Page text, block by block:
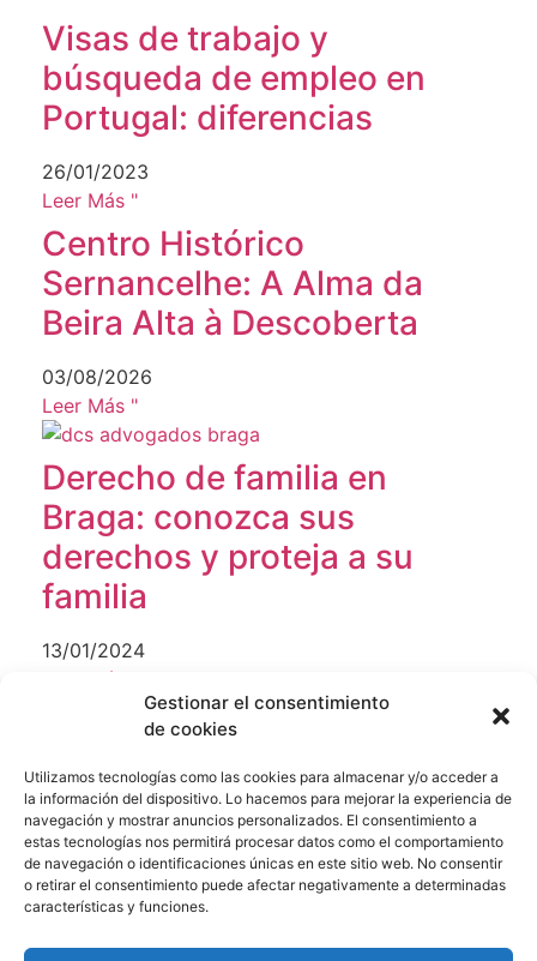
Gestionar el consentimiento
de cookies
Utilizamos tecnologías como las cookies para almacenar y/o acceder a
la información del dispositivo. Lo hacemos para mejorar la experiencia de
navegación y mostrar anuncios personalizados. El consentimiento a
estas tecnologías nos permitirá procesar datos como el comportamiento
de navegación o identificaciones únicas en este sitio web. No consentir
o retirar el consentimiento puede afectar negativamente a determinadas
características y funciones.
Visas de trabajo y
búsqueda de empleo en
Portugal: diferencias
26/01/2023
Leer Más "
Centro Histórico
Sernancelhe: A Alma da
Beira Alta à Descoberta
03/08/2026
Leer Más "
Derecho de familia en
Braga: conozca sus
derechos y proteja a su
familia
13/01/2024
Leer Más "
Permanezca atento
Enviar